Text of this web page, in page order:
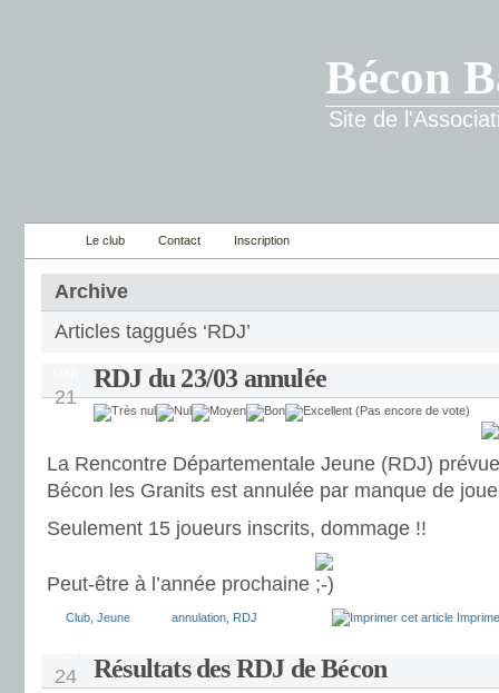
Bécon
Site de
Le club Contact Inscription
Archive
Articles taggués ‘RDJ’
21
RDJ du 23/03 annulée
(Pas encore de vote)
La Rencontre Départementale Jeune (RDJ)
Bécon les Granits est annulée par manque de
Seulement 15 joueurs inscrits, dommage !!
Peut-être à l’année prochaine
Club Jeune annulation RDJ
24 Résultats des RDJ de Bécon